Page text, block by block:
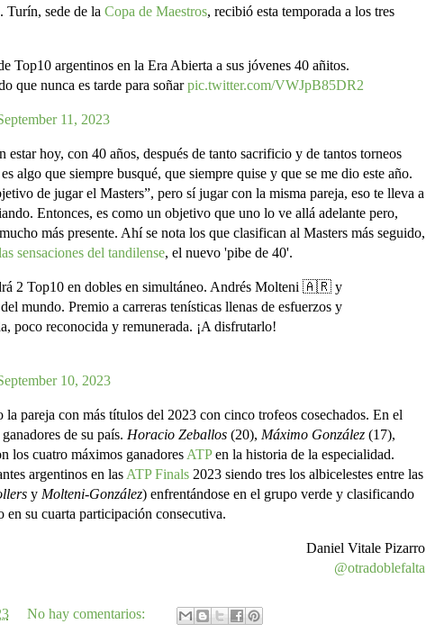
Turín, sede de la Copa de Maestros, recibió esta temporada a los tres
Top10 argentinos en la Era Abierta a sus jóvenes 40 añitos.
que nunca es tarde para soñarpic.twitter.com/VWJpB85DR2
11, 2023
hoy, con 40 años, después de tanto sacrificio y de tantos torneos
algo que siempre busqué, que siempre quise y que se me dio este año.
de jugar el Masters”, pero sí jugar con la misma pareja, eso te lleva a
Entonces, es como un objetivo que uno lo ve allá adelante pero,
más presente. Ahí se nota los que clasifican al Masters más seguido,
sensaciones del tandilense, el nuevo 'pibe de 40'.
2 Top10 en dobles en simultáneo. Andrés Molteni 🇦🇷 y
mundo. Premio a carreras tenísticas llenas de esfuerzos y
poco reconocida y remunerada. ¡A disfrutarlo!
10, 2023
pareja con más títulos del 2023 con cinco trofeos cosechados. En el
de su país. Horacio Zeballos(20), Máximo González(17),
los cuatro máximos ganadores ATPen la historia de la especialidad.
argentinos en las ATP Finals2023 siendo tres los albicelestes entre las
y Molteni-González) enfrentándose en el grupo verde y clasificando
su cuarta participación consecutiva.
Daniel Vitale Pizarro
@otradoblefalta
No hay comentarios: